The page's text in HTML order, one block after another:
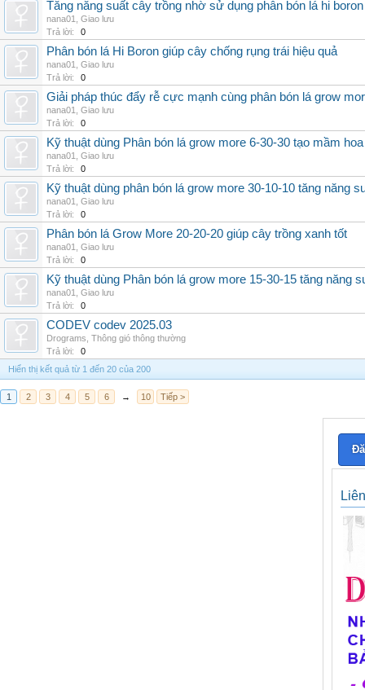
Tăng năng suất cây trồng nhờ sử dụng phân bón lá hi
nana01
Giao lưu
Trả lời:
0
Phân bón lá Hi Boron giúp cây chống rụng trái hiệu quả
nana01
Giao lưu
Trả lời:
0
Giải pháp thúc đẩy rễ cực mạnh cùng phân bón lá grow
nana01
Giao lưu
Trả lời:
0
Kỹ thuật dùng Phân bón lá grow more 6-30-30 tạo mầm hoa
nana01
Giao lưu
Trả lời:
0
Kỹ thuật dùng phân bón lá grow more 30-10-10 tăng năng
nana01
Giao lưu
Trả lời:
0
Phân bón lá Grow More 20-20-20 giúp cây trồng xanh tốt
nana01
Giao lưu
Trả lời:
0
Kỹ thuật dùng Phân bón lá grow more 15-30-15 tăng năng
nana01
Giao lưu
Trả lời:
0
CODEV codev 2025.03
Drograms Thông gió thông thường
Trả lời:
0
Hiển thị kết quả từ 1 đến 20 của 200
1 2 3 4 5 6 → 10 Tiếp >